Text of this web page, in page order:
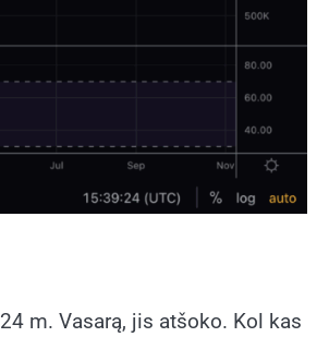
m. Vasarą, jis atšoko. Kol kas